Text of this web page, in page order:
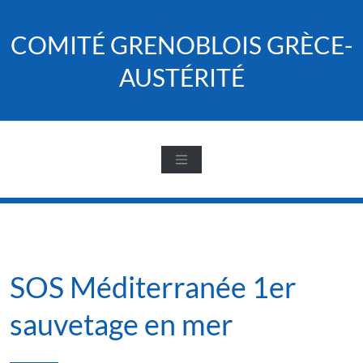
content
COMITÉ GRENOBLOIS GRÈCE-
AUSTÉRITÉ
SOS Méditerranée 1er
sauvetage en mer